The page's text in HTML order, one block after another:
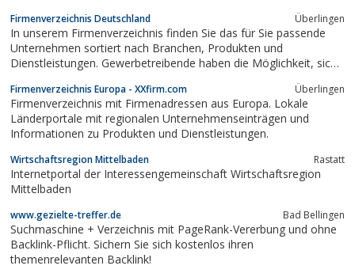
Emmendingen als eingetragener Verein mit Sitz
in Freiburg in Süddeutschland gegründet.Das
Team der Wirtschaftsförderung Region Freiburg
hat ein offenes Ohr...
Firmenverzeichnis Deutschland Überlingen
In unserem Firmenverzeichnis finden Sie das für Sie passende
Unternehmen sortiert nach Branchen, Produkten und
Dienstleistungen. Gewerbetreibende haben die Möglichkeit, sich
Firmenverzeichnis Europa - XXfirm.com Überlingen
Firmenverzeichnis mit Firmenadressen aus Europa. Lokale
Länderportale mit regionalen Unternehmenseinträgen und
Informationen zu Produkten und Dienstleistungen.
Wirtschaftsregion Mittelbaden Rastatt
Internetportal der Interessengemeinschaft Wirtschaftsregion
Mittelbaden
www.gezielte-treffer.de Bad Bellingen
Suchmaschine + Verzeichnis mit PageRank-Vererbung und ohne
Backlink-Pflicht. Sichern Sie sich kostenlos ihren
themenrelevanten Backlink!